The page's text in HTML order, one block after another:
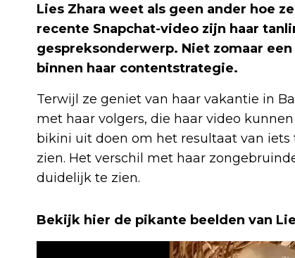
Lies Zhara weet als geen ander hoe
recente Snapchat-video zijn haar
gespreksonderwerp. Niet zomaar
binnen haar contentstrategie.
Terwijl ze geniet van haar vakantie in
met haar volgers, die haar video
bikini uit doen om het resultaat van
zien. Het verschil met haar
duidelijk te zien.
Bekijk hier de pikante beelden van